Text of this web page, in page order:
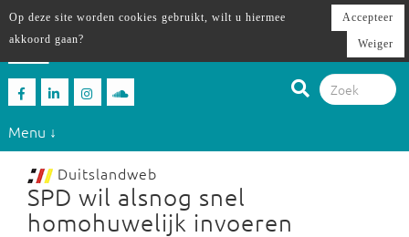
Menu ↓
Duitslandweb
SPD wil alsnog snel
homohuwelijk invoeren
Op deze site worden cookies gebruikt, wilt u hiermee
akkoord gaan?
Accepteer
Weiger